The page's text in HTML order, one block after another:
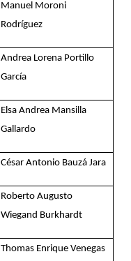
Manuel Moroni
Rodríguez
Andrea Lorena Portillo
García
Elsa Andrea Mansilla
Gallardo
César Antonio Bauzá Jara
Roberto Augusto
Wiegand Burkhardt
Thomas Enrique Venegas